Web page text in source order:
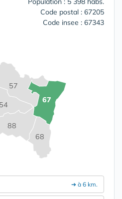
Code postal : 67205
Code insee : 67343
54
57
67
68
88
➔ à 6 km.